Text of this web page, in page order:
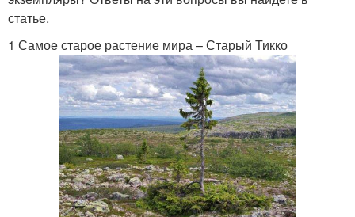
статье.
1 Самое старое растение мира – Старый Тикко